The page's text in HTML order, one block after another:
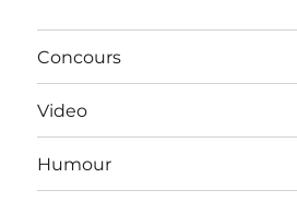
Concours
Video
Humour